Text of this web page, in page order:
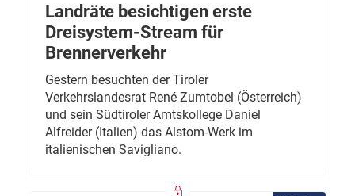
Landräte besichtigen erste
Dreisystem-Stream für
Brennerverkehr
Gestern besuchten der Tiroler
Verkehrslandesrat René Zumtobel (Österreich)
und sein Südtiroler Amtskollege Daniel
Alfreider (Italien) das Alstom-Werk im
italienischen Savigliano.